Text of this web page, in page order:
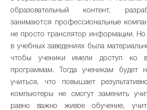
образовательный контент,
занимаются профессиональные
не просто транслятор информации.
в учебных заведениях была
чтобы ученики имели доступ ко
программам. Тогда ученикам будет
учиться, что повышает
компьютеры не смогут заменить
равно важно живое обучение,